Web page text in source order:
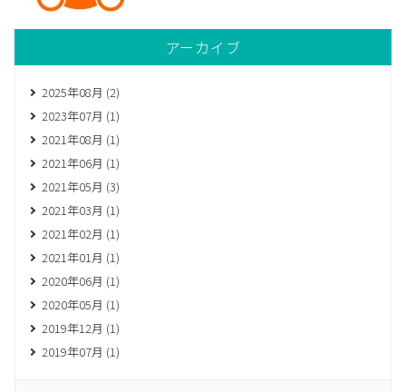
アーカイブ
2025年08月 (2)
2023年07月 (1)
2021年08月 (1)
2021年06月 (1)
2021年05月 (3)
2021年03月 (1)
2021年02月 (1)
2021年01月 (1)
2020年06月 (1)
2020年05月 (1)
2019年12月 (1)
2019年07月 (1)